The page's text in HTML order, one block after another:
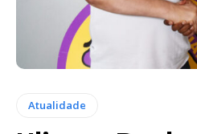
Atualidade